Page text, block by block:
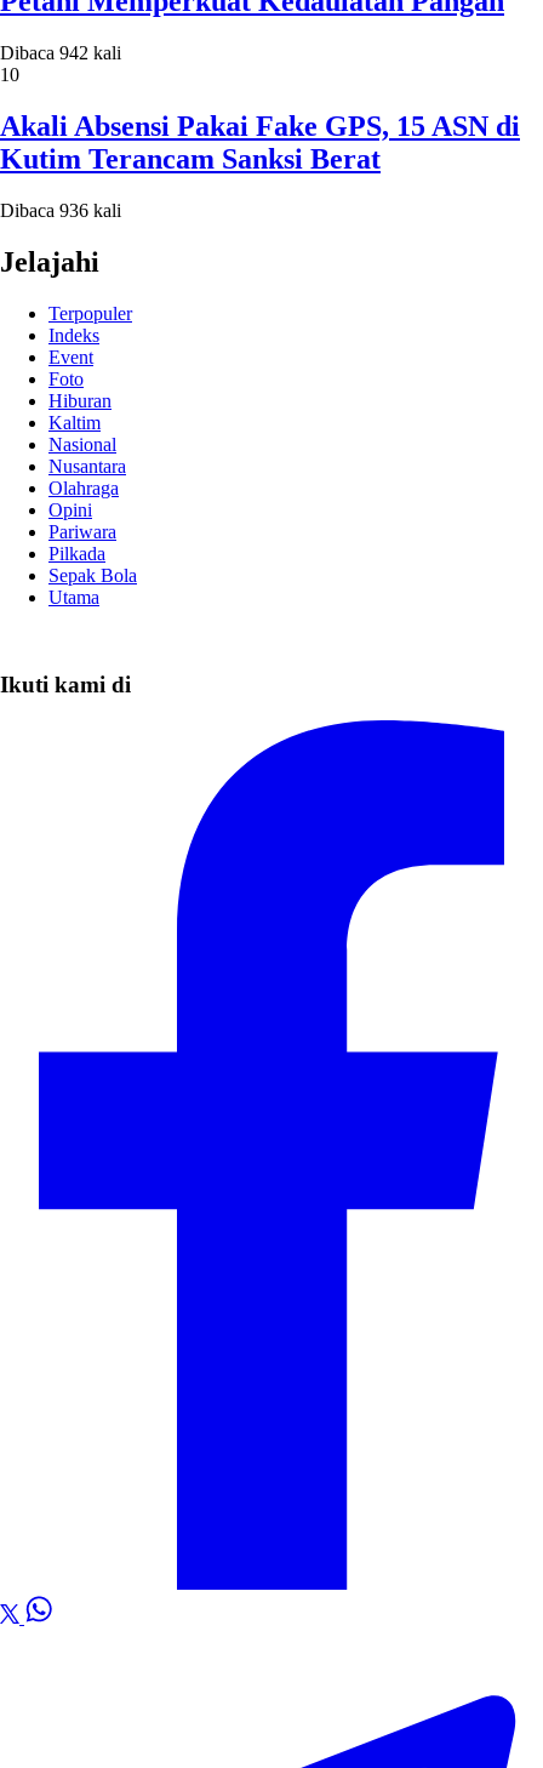
Dibaca 942 kali
10
Akali Absensi Pakai Fake GPS, 15 ASN di
Kutim Terancam Sanksi Berat
Dibaca 936 kali
Jelajahi
Terpopuler
Indeks
Event
Foto
Hiburan
Kaltim
Nasional
Nusantara
Olahraga
Opini
Pariwara
Pilkada
Sepak Bola
Utama
Ikuti kami di